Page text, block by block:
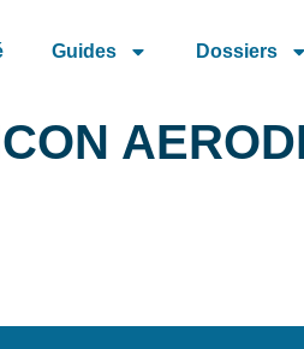
Guides Dossiers